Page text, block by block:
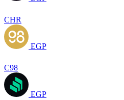
CHR
EGP
C98
EGP